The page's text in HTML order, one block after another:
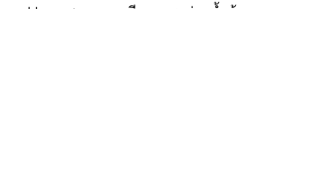
Harn ชายหาด
<พี>🏊♂️ระว่ายน้ำด้วย